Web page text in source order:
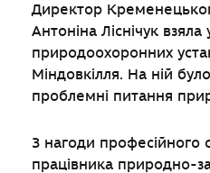
Директор
Антоніна Ліснічук взяла
природоохоронних
Міндовкілля. На ній
проблемні питання
З нагоди професійного
працівника природно-